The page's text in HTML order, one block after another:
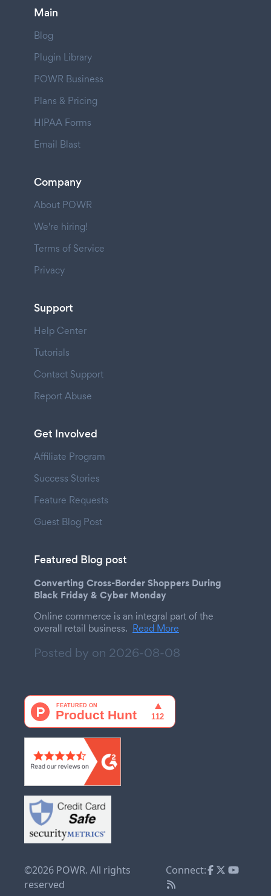
Main
Blog
Plugin Library
POWR Business
Plans & Pricing
HIPAA Forms
Email Blast
Company
About POWR
We're hiring!
Terms of Service
Privacy
Support
Help Center
Tutorials
Contact Support
Report Abuse
Get Involved
Affiliate Program
Success Stories
Feature Requests
Guest Blog Post
Featured Blog post
Converting Cross-Border Shoppers During
Black Friday & Cyber Monday
Online commerce is an integral part of the
overall retail business. Read More
Posted by on 2026-08-08
©2026 POWR. All rights
reserved
Connect: